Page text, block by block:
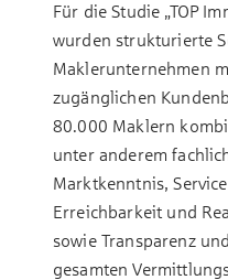
Für die Studie „TOP
wurden strukturierte
Maklerunternehmen
zugänglichen
80.000 Maklern
unter anderem
Marktkenntnis,
Erreichbarkeit und
sowie Transparenz
gesamten